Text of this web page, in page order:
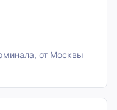
от Москвы